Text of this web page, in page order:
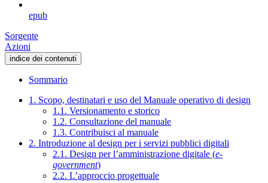
epub
Sorgente
Azioni
indice dei contenuti
Sommario
1. Scopo, destinatari e uso del Manuale operativo di design
1.1. Versionamento e storico
1.2. Consultazione del manuale
1.3. Contribuisci al manuale
2. Introduzione al design per i servizi pubblici digitali
2.1. Design per l’amministrazione digitale (e-
government)
2.2. L’approccio progettuale